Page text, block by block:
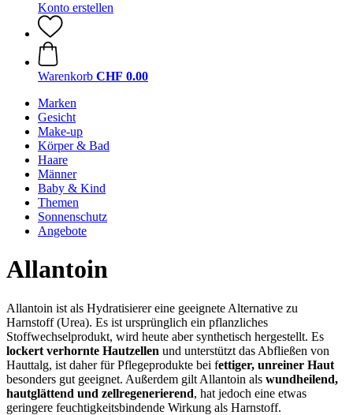
Konto erstellen
Warenkorb CHF 0.00
Marken
Gesicht
Make-up
Körper & Bad
Haare
Männer
Baby & Kind
Themen
Sonnenschutz
Angebote
Allantoin
Allantoin ist als Hydratisierer eine geeignete Alternative zu
Harnstoff (Urea). Es ist ursprünglich ein pflanzliches
Stoffwechselprodukt, wird heute aber synthetisch hergestellt. Es
lockert verhornte Hautzellen und unterstützt das Abfließen von
Hauttalg, ist daher für Pflegeprodukte bei fettiger, unreiner Haut
besonders gut geeignet. Außerdem gilt Allantoin als wundheilend,
hautglättend und zellregenerierend, hat jedoch eine etwas
geringere feuchtigkeitsbindende Wirkung als Harnstoff.